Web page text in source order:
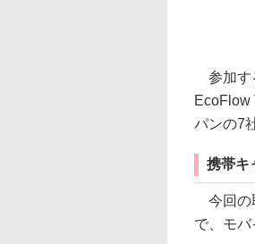
参加す
EcoFlow
パンの7
携帯キ
今回の
で、モバ